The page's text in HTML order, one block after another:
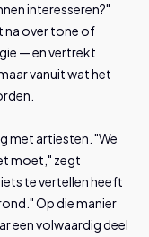
interesseren?"
na over tone of
— en vertrekt
vanuit wat het
met artiesten. "We
moet," zegt
te vertellen heeft
Op die manier
een volwaardig deel